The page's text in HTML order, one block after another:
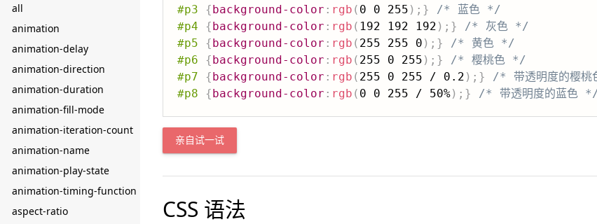
all
animation
animation-delay
animation-direction
animation-duration
animation-fill-mode
animation-iteration-count
animation-name
animation-play-state
animation-timing-function
aspect-ratio
#p3
{background-color : rgb ( 0 0 255 ) ; }
/* 蓝色 */
#p4
{background-color : rgb ( 192 192 192 ) ; }
/* 灰色 */
#p5
{background-color : rgb ( 255 255 0 ) ; }
/* 黄色 */
#p6
{background-color : rgb ( 255 0 255 ) ; }
/* 樱桃色 */
#p7
{background-color : rgb ( 255 0 255 / 0.2 ) ; }
/* 带透明度的樱
#p8
{background-color : rgb ( 0 0 255 / 50%) ; } /* 带透明度的蓝色
亲自试一试
CSS 语法